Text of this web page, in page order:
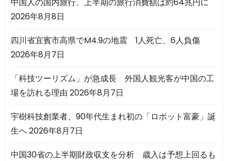
2026年8月8日
四川省宜賓市高県でM4.9の地震 1人死亡、6人負傷
2026年8月7日
「科技ツーリズム」が急成長 外国人観光客が中国の工
場を訪れる理由 2026年8月7日
宇樹科技創業者、90年代生まれ初の「ロボット富豪」誕
生へ2026年8月7日
中国30省の上半期財政収支を分析 歳入は予想上回るも